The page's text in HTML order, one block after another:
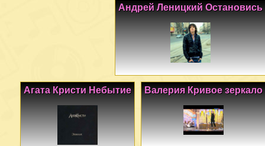
Андрей Леницкий Остановись
Валерия Кривое зеркало
Агата Кристи Небытие